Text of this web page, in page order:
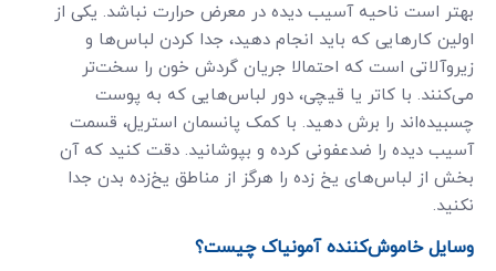
بهتر است ناحیه آسیب دیده در معرض حرارت نباشد. یکی از
اولین کارهایی که باید انجام دهید، جدا کردن لباس‌ها و
زیروآلاتی است که احتمالا جریان گردش خون را سخت‌تر
می‌کنند. با کاتر یا قیچی، دور لباس‌هایی که به پوست
چسبیده‌اند را برش دهید. با کمک پانسمان استریل، قسمت
آسیب دیده را ضدعفونی کرده و بپوشانید. دقت کنید که آن
بخش از لباس‌های یخ زده را هرگز از مناطق یخ‌زده بدن جدا
نکنید.
وسایل خاموش‌کننده آمونیاک چیست؟